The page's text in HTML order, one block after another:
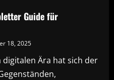
Guide für
18, 2025
Ära hat sich der